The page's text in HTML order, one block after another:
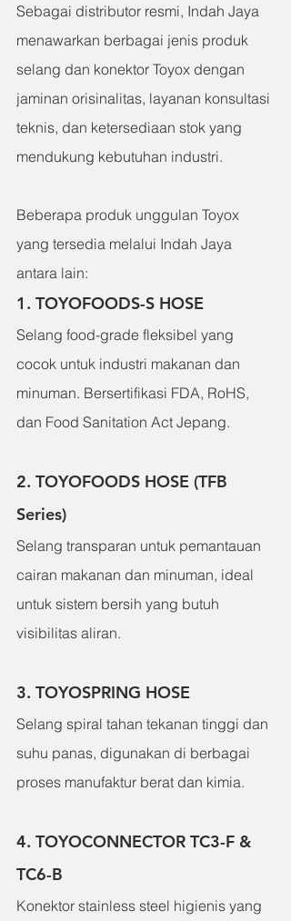
Sebagai distributor resmi, Indah Jaya
menawarkan berbagai jenis produk
selang dan konektor Toyox dengan
jaminan orisinalitas, layanan konsultasi
teknis, dan ketersediaan stok yang
mendukung kebutuhan industri.
Beberapa produk unggulan Toyox
yang tersedia melalui Indah Jaya
antara lain:
1. TOYOFOODS-S HOSE
Selang food-grade fleksibel yang
cocok untuk industri makanan dan
minuman. Bersertifikasi FDA, RoHS,
dan Food Sanitation Act Jepang.
2. TOYOFOODS HOSE (TFB
Series)
Selang transparan untuk pemantauan
cairan makanan dan minuman, ideal
untuk sistem bersih yang butuh
visibilitas aliran.
3. TOYOSPRING HOSE
Selang spiral tahan tekanan tinggi dan
suhu panas, digunakan di berbagai
proses manufaktur berat dan kimia.
4. TOYOCONNECTOR TC3-F &
TC6-B
Konektor stainless steel higienis yang